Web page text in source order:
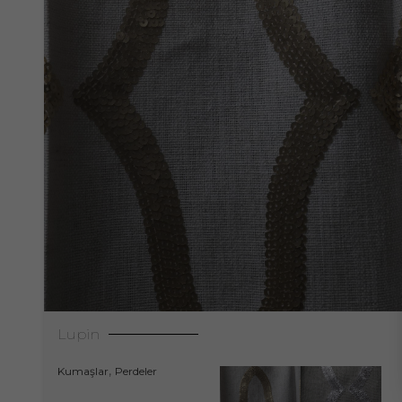
Lupin
Kumaşlar, Perdeler